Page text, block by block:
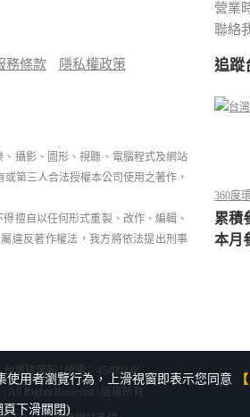
用者瀏覽行為，上滑視窗即表示您同意
頁下滑關閉)
務條款 隱私權政策
攝影、圖形、視聽、電腦程式及網站
第三人合法授權本公司使用之著作，
擅自以任何形式重製、改作、編輯、
違反著作權法，我方將依法提出刑事
營業
聯絡
追蹤
360度
累積
本月
灣玻璃館 | 統編：45499448
All Rights Reserved | 版權所有